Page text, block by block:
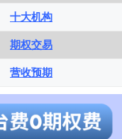
十大机构
期权交易
营收预期